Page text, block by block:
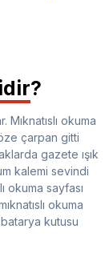
?
Mıknatıslı okuma
çarpan gitti
gazete ışık
kalemi sevindi
okuma sayfası
okuma
kutusu